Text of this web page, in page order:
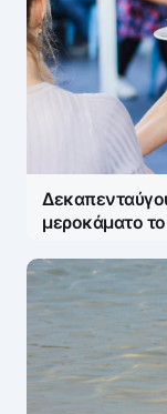
μεροκάματο